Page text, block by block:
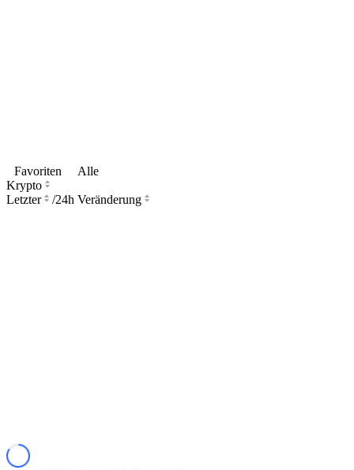
Favoriten
Alle
Krypto
Letzter
/24h Veränderung